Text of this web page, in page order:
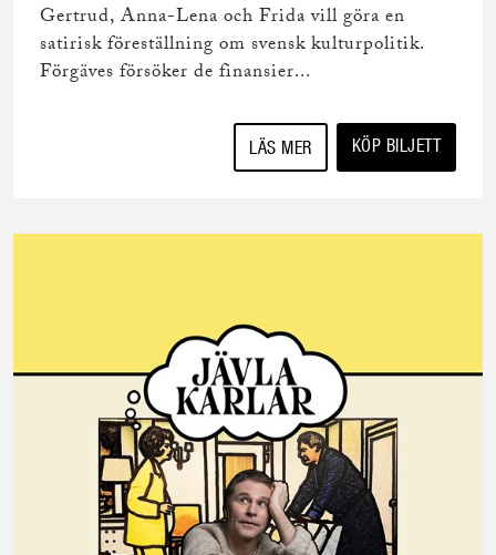
Gertrud, Anna-Lena och Frida vill göra en
satirisk föreställning om svensk kulturpolitik.
Förgäves försöker de finansier...
LÄS MER KÖP BILJETT